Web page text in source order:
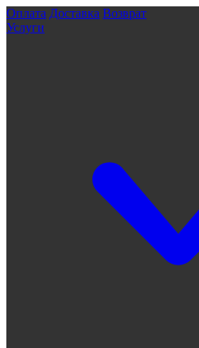
Оплата Доставка Возврат
Услуги